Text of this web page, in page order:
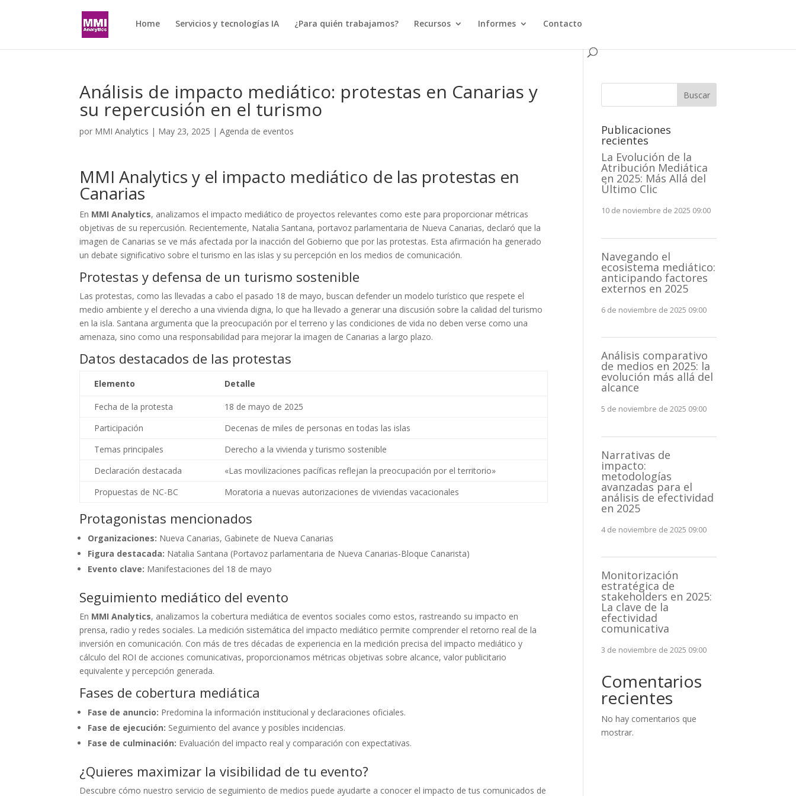
Home Servicios y tecnologías IA ¿Para quién trabajamos? Recursos Informes Contacto
Análisis de impacto mediático: protestas en Canarias y
su repercusión en el turismo
por MMI Analytics | May 23, 2025 |Agenda de eventos
MMI Analytics y el impacto mediático de las protestas en
Canarias
En MMI Analytics, analizamos el impacto mediático de proyectos relevantes como este para proporcionar métricas
objetivas de su repercusión. Recientemente, Natalia Santana, portavoz parlamentaria de Nueva Canarias, declaró que la
imagen de Canarias se ve más afectada por la inacción del Gobierno que por las protestas. Esta afirmación ha generado
un debate significativo sobre el turismo en las islas y su percepción en los medios de comunicación.
Protestas y defensa de un turismo sostenible
Las protestas, como las llevadas a cabo el pasado 18 de mayo, buscan defender un modelo turístico que respete el
medio ambiente y el derecho a una vivienda digna, lo que ha llevado a generar una discusión sobre la calidad del turismo
en la isla. Santana argumenta que la preocupación por el terreno y las condiciones de vida no deben verse como una
amenaza, sino como una responsabilidad para mejorar la imagen de Canarias a largo plazo.
Datos destacados de las protestas
Elemento Detalle
Fecha de la protesta
18 de mayo de 2025
Participación
Decenas de miles de personas en todas las islas
Temas principales
Derecho a la vivienda y turismo sostenible
Declaración destacada
«Las movilizaciones pacíficas reflejan la preocupación por el territorio»
Propuestas de NC-BC
Moratoria a nuevas autorizaciones de viviendas vacacionales
Protagonistas mencionados
Organizaciones: Nueva Canarias, Gabinete de Nueva Canarias
Figura destacada: Natalia Santana (Portavoz parlamentaria de Nueva Canarias-Bloque Canarista)
Evento clave: Manifestaciones del 18 de mayo
Seguimiento mediático del evento
En MMI Analytics, analizamos la cobertura mediática de eventos sociales como estos, rastreando su impacto en
prensa, radio y redes sociales. La medición sistemática del impacto mediático permite comprender el retorno real de la
inversión en comunicación. Con más de tres décadas de experiencia en la medición precisa del impacto mediático y
cálculo del ROI de acciones comunicativas, proporcionamos métricas objetivas sobre alcance, valor publicitario
equivalente y percepción generada.
Fases de cobertura mediática
Fase de anuncio: Predomina la información institucional y declaraciones oficiales.
Fase de ejecución: Seguimiento del avance y posibles incidencias.
Fase de culminación: Evaluación del impacto real y comparación con expectativas.
¿Quieres maximizar la visibilidad de tu evento?
Descubre cómo nuestro servicio de seguimiento de medios puede ayudarte a conocer el impacto de tus comunicados de
Buscar
Publicaciones
recientes
La Evolución de la
Atribución Mediática
en 2025: Más Allá del
Último Clic
10 de noviembre de 2025 09:00
Navegando el
ecosistema mediático:
anticipando factores
externos en 2025
6 de noviembre de 2025 09:00
Análisis comparativo
de medios en 2025: la
evolución más allá del
alcance
5 de noviembre de 2025 09:00
Narrativas de
impacto:
metodologías
avanzadas para el
análisis de efectividad
en 2025
4 de noviembre de 2025 09:00
Monitorización
estratégica de
stakeholders en 2025:
La clave de la
efectividad
comunicativa
3 de noviembre de 2025 09:00
Comentarios
recientes
No hay comentarios que
mostrar.